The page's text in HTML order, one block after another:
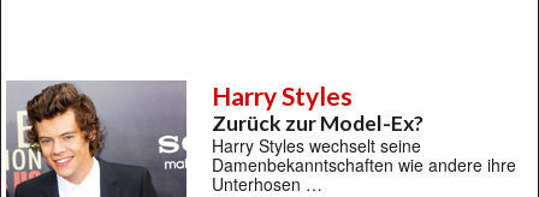
Harry Styles
Zurück zur Model-Ex?
Harry Styles wechselt seine
Damenbekanntschaften wie andere ihre
Unterhosen …